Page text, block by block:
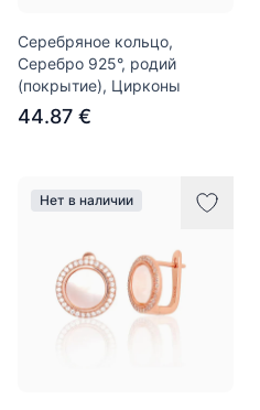
Серебряное кольцо,
Серебро 925°, родий
(покрытие), Цирконы
44.87 €
Нет в наличии